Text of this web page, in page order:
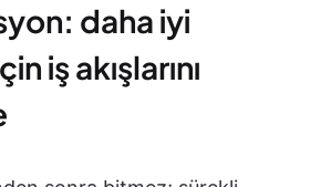
daha iyi
iş akışlarını